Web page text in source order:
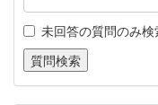
未回答の質問のみ検